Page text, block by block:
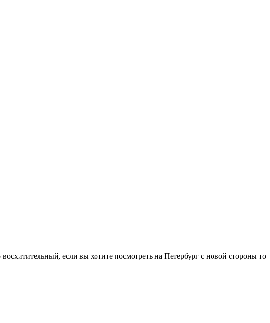
если вы хотите посмотреть на Петербург с новой стороны то